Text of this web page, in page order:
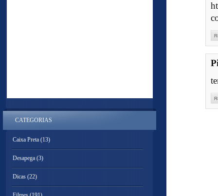
CATEGORIAS
Caixa Preta (13)
Desapega (3)
Dicas (22)